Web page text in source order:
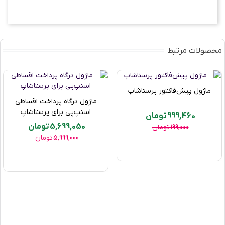
2017_
WK02_0005یاWEBSHOP_0005،
سایر نکات پیکربندی
با استفاده از این ماژول منحصر به فرد می‌توانید
انتخاب کنید که آیا همه کدهای سفارش‌ها دوباره
شما می توانید یک پیشوند ثابت را در مراجع نشان
محصولات مرتبط
ماژول پیش‌فاکتور پرستاشاپ
999,460 تومان
199,000 تومان
ماژول درگاه پرداخت اقساطی
اسنپ‌پی برای پرستاشاپ
5,699,050 تومان
5,999,000 تومان